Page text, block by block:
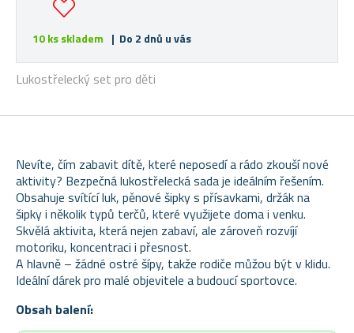
Lukostřelecký set pro děti
10 ks skladem | Do 2 dnů u vás
Nevíte, čím zabavit dítě, které neposedí a rádo zkouší nové
aktivity? Bezpečná lukostřelecká sada je ideálním řešením.
Obsahuje svítící luk, pěnové šipky s přísavkami, držák na
šipky i několik typů terčů, které využijete doma i venku.
Skvělá aktivita, která nejen zabaví, ale zároveň rozvíjí
motoriku, koncentraci i přesnost.
A hlavně – žádné ostré šípy, takže rodiče můžou být v klidu.
Ideální dárek pro malé objevitele a budoucí sportovce.
Obsah balení: